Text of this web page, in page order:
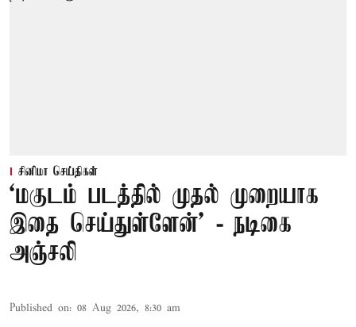
சினிமா செய்திகள்
‘மகுடம் படத்தில் முதல் முறையாக
இதை செய்துள்ளேன்’ - நடிகை
அஞ்சலி
Published on: 08 Aug 2026, 8:30 am